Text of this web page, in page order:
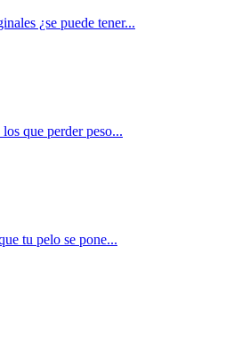
¿se puede tener...
que perder peso...
tu pelo se pone...